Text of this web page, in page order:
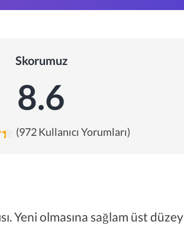
Skorumuz
8.6
(972 Kullanıcı Yorumları)
Yeni olmasına sağlam üst düzey